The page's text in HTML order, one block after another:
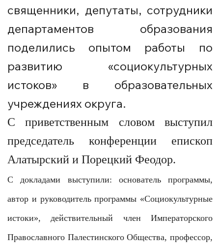
священники, депутаты, сотрудники
департаментов образования
поделились опытом работы по
развитию «социокультурных
истоков» в образовательных
учреждениях округа.
С приветственным словом выступил
председатель конференции епископ
Алатырский и Порецкий Феодор.
С докладами выступили: основатель программы,
автор и руководитель программы «Социокультурные
истоки», действительный член Императорского
Православного Палестинского Общества, профессор,